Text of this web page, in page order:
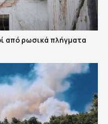
από ρωσικά πλήγματα